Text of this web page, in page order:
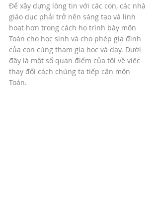
Để xây dựng lòng tin với các con, các nhà
giáo dục phải trở nên sáng tạo và linh
hoạt hơn trong cách họ trình bày môn
Toán cho học sinh và cho phép gia đình
của con cùng tham gia học và dạy. Dưới
đây là một số quan điểm của tôi về việc
thay đổi cách chúng ta tiếp cận môn
Toán.